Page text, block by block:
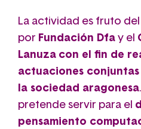
La actividad es fruto
por Fundación Dfa y el
Lanuza con el fin de
actuaciones
la sociedad aragonesa
pretende servir para el
pensamiento